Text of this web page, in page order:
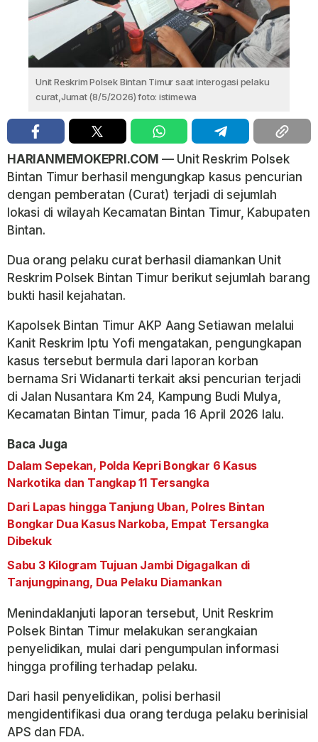
Unit Reskrim Polsek Bintan Timur saat interogasi pelaku
curat,Jumat (8/5/2026) foto: istimewa
HARIANMEMOKEPRI.COM — Unit Reskrim Polsek
Bintan Timur berhasil mengungkap kasus pencurian
dengan pemberatan (Curat) terjadi di sejumlah
lokasi di wilayah Kecamatan Bintan Timur, Kabupaten
Bintan.
Dua orang pelaku curat berhasil diamankan Unit
Reskrim Polsek Bintan Timur berikut sejumlah barang
bukti hasil kejahatan.
Kapolsek Bintan Timur AKP Aang Setiawan melalui
Kanit Reskrim Iptu Yofi mengatakan, pengungkapan
kasus tersebut bermula dari laporan korban
bernama Sri Widanarti terkait aksi pencurian terjadi
di Jalan Nusantara Km 24, Kampung Budi Mulya,
Kecamatan Bintan Timur, pada 16 April 2026 lalu.
Baca Juga
Dalam Sepekan, Polda Kepri Bongkar 6 Kasus
Narkotika dan Tangkap 11 Tersangka
Dari Lapas hingga Tanjung Uban, Polres Bintan
Bongkar Dua Kasus Narkoba, Empat Tersangka
Dibekuk
Sabu 3 Kilogram Tujuan Jambi Digagalkan di
Tanjungpinang, Dua Pelaku Diamankan
Menindaklanjuti laporan tersebut, Unit Reskrim
Polsek Bintan Timur melakukan serangkaian
penyelidikan, mulai dari pengumpulan informasi
hingga profiling terhadap pelaku.
Dari hasil penyelidikan, polisi berhasil
mengidentifikasi dua orang terduga pelaku berinisial
APS dan FDA.